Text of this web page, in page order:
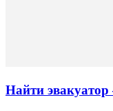
Найти